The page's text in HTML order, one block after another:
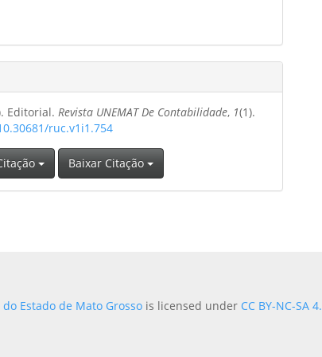
Editorial.Revista UNEMAT De Contabilidade, 1(1).
ruc.v1i1.754
Baixar Citação
Estado de Mato Grosso is licensed under CC BY-NC-SA